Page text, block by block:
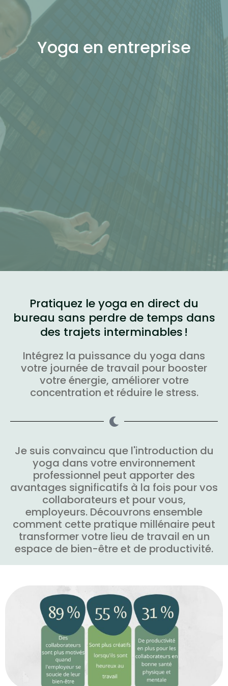
Yoga en entreprise
Pratiquez le yoga en direct du
bureau sans perdre de temps dans
des trajets interminables !
Intégrez la puissance du yoga dans
votre journée de travail pour booster
votre énergie, améliorer votre
concentration et réduire le stress.
Je suis convaincu que l'introduction du
yoga dans votre environnement
professionnel peut apporter des
avantages significatifs à la fois pour vos
collaborateurs et pour vous,
employeurs. Découvrons ensemble
comment cette pratique millénaire peut
transformer votre lieu de travail en un
espace de bien-être et de productivité.